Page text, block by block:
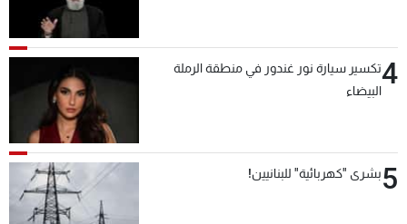
4تكسير سيارة نور غندور في منطقة الرملة
البيضاء
5بشرى "كهربائية" للبنانيين!